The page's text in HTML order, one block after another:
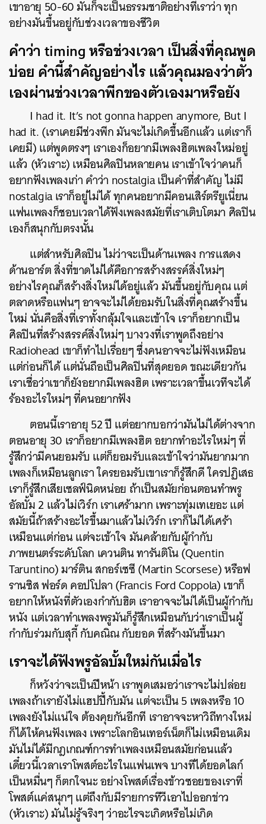
เขาอายุ 50-60 มันก็จะเป็นธรรมชาติอย่างที่เราว่า ทุก
อย่างมันขึ้นอยู่กับช่วงเวลาของชีวิต
คำว่า timing หรือช่วงเวลา เป็นสิ่งที่คุณพูด
บ่อย คำนี้สำคัญอย่างไร แล้วคุณมองว่าตัว
เองผ่านช่วงเวลาพีกของตัวเองมาหรือยัง
I had it. It’s not gonna happen anymore, But I
had it. (เราเคยมีช่วงพีก มันจะไม่เกิดขึ้นอีกแล้ว แต่เราก็
เคยมี) แต่พูดตรงๆ เราเองก็อยากมีเพลงฮิตเพลงใหม่อยู่
แล้ว (หัวเราะ) เหมือนศิลปินหลายคน เราเข้าใจว่าคนก็
อยากฟังเพลงเก่า คำว่า nostalgia เป็นคำที่สำคัญ ไม่มี
nostalgia เราก็อยู่ไม่ได้ ทุกคนอยากมีคอนเสิร์ตรียูเนี่ยน
แฟนเพลงก็ชอบเวลาได้ฟังเพลงสมัยที่เราเติบโตมา ศิลปิน
เองก็สนุกกับตรงนั้น
แต่สำหรับศิลปิน ไม่ว่าจะเป็นด้านเพลง การแสดง
ด้านอาร์ต สิ่งที่ขาดไม่ได้คือการสร้างสรรค์สิ่งใหม่ๆ
อย่างไรคุณก็สร้างสิ่งใหม่ได้อยู่แล้ว มันขึ้นอยู่กับคุณ แต่
ตลาดหรือแฟนๆ อาจจะไม่ได้ยอมรับในสิ่งที่คุณสร้างขึ้น
ใหม่ นั่นคือสิ่งที่เราทั้งกลุ้มใจและเข้าใจ เราก็อยากเป็น
ศิลปินที่สร้างสรรค์สิ่งใหม่ๆ บางวงที่เราพูดถึงอย่าง
Radiohead เขาก็ทำไปเรื่อยๆ ซึ่งคนอาจจะไม่ฟังเหมือน
แต่ก่อนก็ได้ แต่นั่นถือเป็นศิลปินที่สุดยอด ขณะเดียวกัน
เราเชื่อว่าเขาก็ยังอยากมีเพลงฮิต เพราะเวลาขึ้นเวทีจะได้
ร้องอะไรใหม่ๆ ที่คนอยากฟัง
ตอนนี้เราอายุ 52 ปี แต่อยากบอกว่ามันไม่ได้ต่างจาก
ตอนอายุ 30 เราก็อยากมีเพลงฮิต อยากทำอะไรใหม่ๆ ที่
รู้สึกว่ามีคนยอมรับ แต่ก็ยอมรับและเข้าใจว่ามันยากมาก
เพลงก็เหมือนลูกเรา ใครยอมรับเขาเราก็รู้สึกดี ใครปฏิเสธ
เราก็รู้สึกเสียเซลฟ์นิดหน่อย ถ้าเป็นสมัยก่อนตอนทำพรู
อัลบั้ม 2 แล้วไม่เวิร์ก เราเศร้ามาก เพราะทุ่มเทเยอะ แต่
สมัยนี้ถ้าสร้างอะไรขึ้นมาแล้วไม่เวิร์ก เราก็ไม่ได้เศร้า
เหมือนแต่ก่อน แต่จะเข้าใจ มันคล้ายกับผู้กำกับ
ภาพยนตร์ระดับโลก เควนติน ทารันติโน (Quentin
Taruntino) มาร์ติน สกอร์เซซี (Martin Scorsese) หรือฟ
รานซิส ฟอร์ด คอปโปลา (Francis Ford Coppola) เขาก็
อยากให้หนังที่ตัวเองกำกับฮิต เราอาจจะไม่ได้เป็นผู้กำกับ
หนัง แต่เวลาทำเพลงพรูมันก็รู้สึกเหมือนกับว่าเราเป็นผู้
กำกับร่วมกับสุกี้ กับคณิณ กับยอด ที่สร้างมันขึ้นมา
เราจะได้ฟังพรูอัลบั้มใหม่กันเมื่อไร
ก็หวังว่าจะเป็นปีหน้า เราพูดเสมอว่าเราจะไม่ปล่อย
เพลงถ้าเรายังไม่แฮปปี้กับมัน แต่จะเป็น 5 เพลงหรือ 10
เพลงยังไม่แน่ใจ ต้องคุยกันอีกที เราอาจจะหาวิถีทางใหม่
ก็ได้ให้คนฟังเพลง เพราะโลกอินเทอร์เน็ตก็ไม่เหมือนเดิม
มันไม่ได้มีกฎเกณฑ์การทำเพลงเหมือนสมัยก่อนแล้ว
เดี๋ยวนี้เวลาเราโพสต์อะไรในแฟนเพจ บางทีได้ยอดไลก์
เป็นหมื่นๆ ก็ตกใจนะ อย่างโพสต์เรื่องข้าวซอยของเราที่
โพสต์แค่สนุกๆ แต่ถึงกับมีรายการทีวีเอาไปออกข่าว
(หัวเราะ) มันไม่รู้จริงๆ ว่าอะไรจะเกิดหรือไม่เกิด